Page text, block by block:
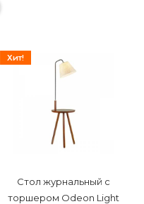
Хит!
Стол журнальный с
торшером Odeon Light